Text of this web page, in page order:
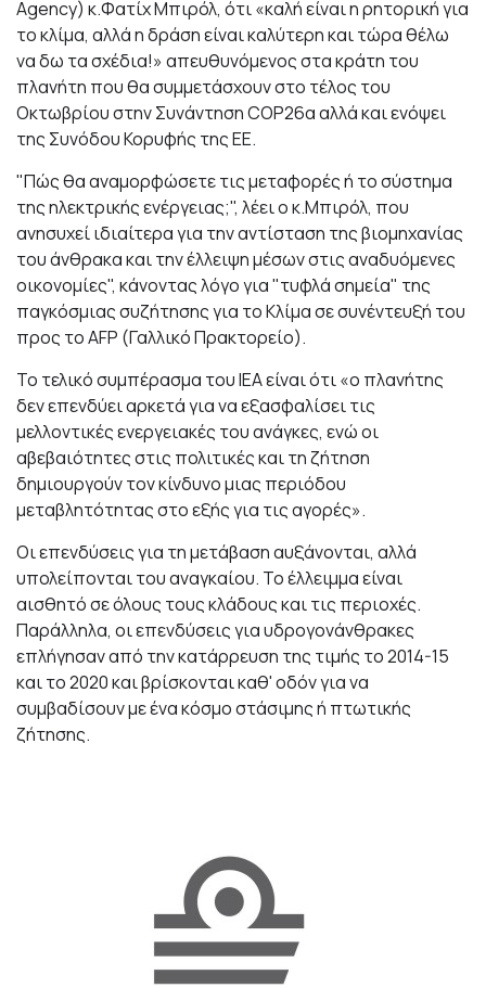
Agency) κ.Φατίχ Μπιρόλ, ότι «καλή είναι η ρητορική για
το κλίμα, αλλά η δράση είναι καλύτερη και τώρα θέλω
να δω τα σχέδια!» απευθυνόμενος στα κράτη του
πλανήτη που θα συμμετάσχουν στο τέλος του
Οκτωβρίου στην Συνάντηση COP26α αλλά και ενόψει
της Συνόδου Κορυφής της ΕΕ.
"Πώς θα αναμορφώσετε τις μεταφορές ή το σύστημα
της ηλεκτρικής ενέργειας;", λέει ο κ.Μπιρόλ, που
ανησυχεί ιδιαίτερα για την αντίσταση της βιομηχανίας
του άνθρακα και την έλλειψη μέσων στις αναδυόμενες
οικονομίες", κάνοντας λόγο για "τυφλά σημεία" της
παγκόσμιας συζήτησης για το Κλίμα σε συνέντευξή του
προς το AFP (Γαλλικό Πρακτορείο).
Το τελικό συμπέρασμα του ΙΕΑ είναι ότι «ο πλανήτης
δεν επενδύει αρκετά για να εξασφαλίσει τις
μελλοντικές ενεργειακές του ανάγκες, ενώ οι
αβεβαιότητες στις πολιτικές και τη ζήτηση
δημιουργούν τον κίνδυνο μιας περιόδου
μεταβλητότητας στο εξής για τις αγορές».
Οι επενδύσεις για τη μετάβαση αυξάνονται, αλλά
υπολείπονται του αναγκαίου. Το έλλειμμα είναι
αισθητό σε όλους τους κλάδους και τις περιοχές.
Παράλληλα, οι επενδύσεις για υδρογονάνθρακες
επλήγησαν από την κατάρρευση της τιμής το 2014-15
και το 2020 και βρίσκονται καθ' οδόν για να
συμβαδίσουν με ένα κόσμο στάσιμης ή πτωτικής
ζήτησης.